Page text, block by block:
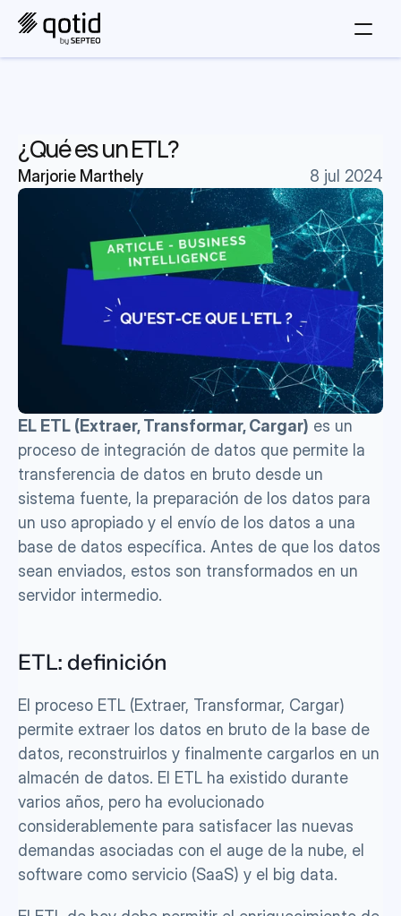
¿Qué es un ETL?
Marjorie Marthely 8 jul 2024
EL ETL (Extraer, Transformar, Cargar) es un
proceso de integración de datos que permite la
transferencia de datos en bruto desde un
sistema fuente, la preparación de los datos para
un uso apropiado y el envío de los datos a una
base de datos específica. Antes de que los datos
sean enviados, estos son transformados en un
servidor intermedio.
ETL: definición
El proceso ETL (Extraer, Transformar, Cargar)
permite extraer los datos en bruto de la base de
datos, reconstruirlos y finalmente cargarlos en un
almacén de datos. El ETL ha existido durante
varios años, pero ha evolucionado
considerablemente para satisfacer las nuevas
demandas asociadas con el auge de la nube, el
software como servicio (SaaS) y el big data.